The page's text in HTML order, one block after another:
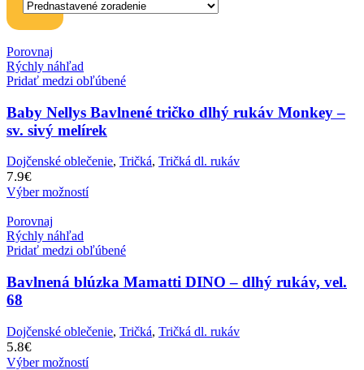
Porovnaj
Rýchly náhľad
Pridať medzi obľúbené
Baby Nellys Bavlnené tričko dlhý rukáv Monkey –
sv. sivý melírek
Dojčenské oblečenie, Tričká, Tričká dl. rukáv
7.9€
Výber možností
Porovnaj
Rýchly náhľad
Pridať medzi obľúbené
Bavlnená blúzka Mamatti DINO – dlhý rukáv, vel.
68
Dojčenské oblečenie, Tričká, Tričká dl. rukáv
5.8€
Výber možností